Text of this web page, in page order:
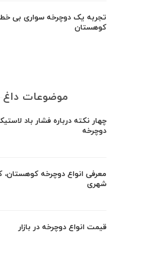
تجربه یک دوچرخه سواری بی
کوهستان
موضوعات داغ
چهار نکته درباره فشار باد
دوچرخه
معرفی انواع دوچرخه
شهری
قیمت انواع دوچرخه در بازار